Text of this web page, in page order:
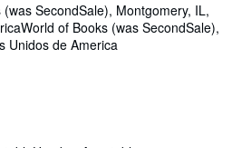
SecondSale), Montgomery, IL,
World of Books (was SecondSale),
Unidos de America